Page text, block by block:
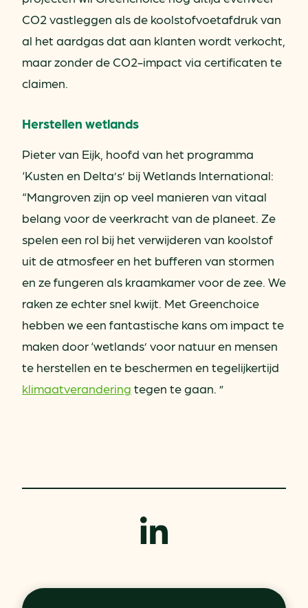
CO2 vastleggen als de koolstofvoetafdruk van
al het aardgas dat aan klanten wordt verkocht,
maar zonder de CO2-impact via certificaten te
claimen.
Herstellen wetlands
Pieter van Eijk, hoofd van het programma
‘Kusten en Delta’s’ bij Wetlands International:
“Mangroven zijn op veel manieren van vitaal
belang voor de veerkracht van de planeet. Ze
spelen een rol bij het verwijderen van koolstof
uit de atmosfeer en het bufferen van stormen
en ze fungeren als kraamkamer voor de zee. We
raken ze echter snel kwijt. Met Greenchoice
hebben we een fantastische kans om impact te
maken door ‘wetlands’ voor natuur en mensen
te herstellen en te beschermen en tegelijkertijd
klimaatverandering tegen te gaan. ”